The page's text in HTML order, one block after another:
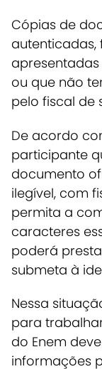
Cópias de
ou que não
pelo fiscal de
De acordo
participante
documento
ilegível, com
permita a
caracteres
poderá
submeta à
Nessa
para
do Enem
informações